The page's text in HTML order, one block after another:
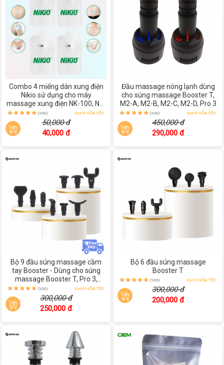
Combo 4 miếng dán xung điện
Nikio sử dụng cho máy
massage xung điện NK-100, NK-
101, NK-102, NK-103, NK-105
(100) SHIP HỎA TỐC
50,000 đ
40,000 đ
Đầu massage nóng lạnh dùng
cho súng massage Booster T,
M2-A, M2-B, M2-C, M2-D, Pro 3
(100) SHIP HỎA TỐC
450,000 đ
290,000 đ
Bộ 9 đầu súng massage cầm
tay Booster - Dùng cho súng
massage Booster T, Pro 3,
Lightsaber M2-A, M2-B, M2-C,
M2-D, M2-E
(100) SHIP HỎA TỐC
300,000 đ
250,000 đ
Bộ 6 đầu súng massage
Booster T
(100) SHIP HỎA TỐC
300,000 đ
200,000 đ